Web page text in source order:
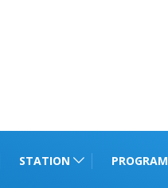
STATION PROGRAM